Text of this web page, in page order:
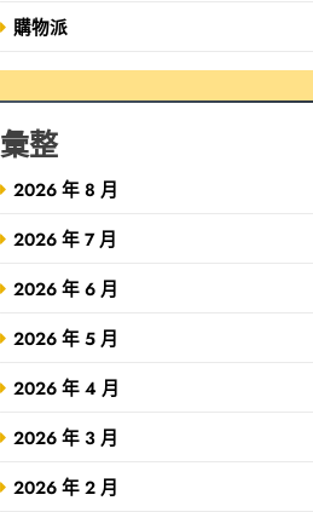
購物派
彙整
2026 年 8 月
2026 年 7 月
2026 年 6 月
2026 年 5 月
2026 年 4 月
2026 年 3 月
2026 年 2 月